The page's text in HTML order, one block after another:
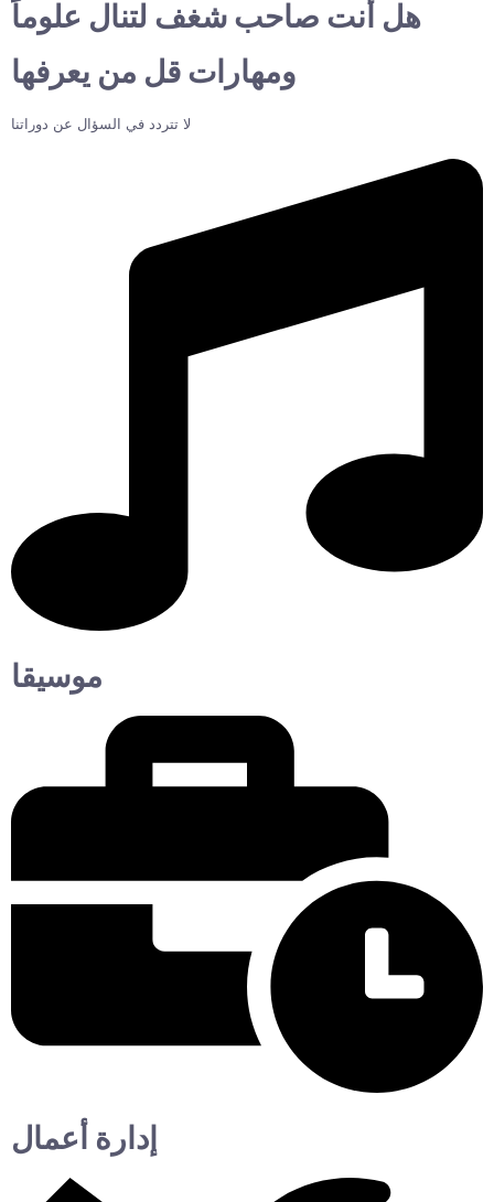
هل أنت صاحب شغف لتنال علوماً
ومهارات قل من يعرفها
لا تتردد في السؤال عن دوراتنا
موسيقا
إدارة أعمال